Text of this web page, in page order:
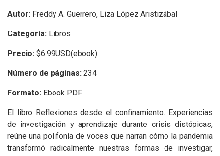
Autor: Freddy A. Guerrero, Liza López Aristizábal
Categoría: Libros
Precio: $6.99USD(ebook)
Número de páginas: 234
Formato: Ebook PDF
El libro Reflexiones desde el confinamiento. Experiencias
de investigación y aprendizaje durante crisis distópicas,
reúne una polifonía de voces que narran cómo la pandemia
transformó radicalmente nuestras formas de investigar,